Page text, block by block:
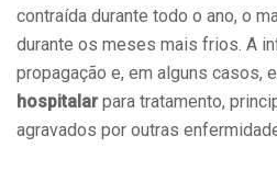
contraída durante todo o ano, o
durante os meses mais frios. A
propagação e, em alguns casos,
hospitalarpara tratamento,
agravados por outras